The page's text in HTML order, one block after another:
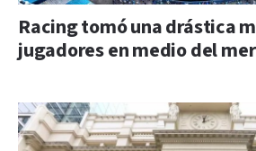
Racing tomó una drástica
jugadores en medio del